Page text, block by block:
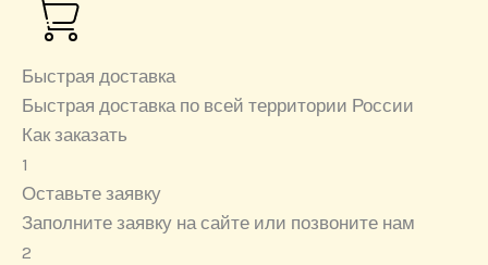
Быстрая доставка
Быстрая доставка по всей территории России
Как заказать
1
Оставьте заявку
Заполните заявку на сайте или позвоните нам
2